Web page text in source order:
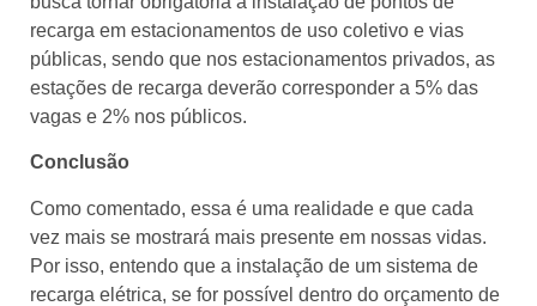
recarga em estacionamentos de uso coletivo e vias
públicas, sendo que nos estacionamentos privados, as
estações de recarga deverão corresponder a 5% das
vagas e 2% nos públicos.
Conclusão
Como comentado, essa é uma realidade e que cada
vez mais se mostrará mais presente em nossas vidas.
Por isso, entendo que a instalação de um sistema de
recarga elétrica, se for possível dentro do orçamento de